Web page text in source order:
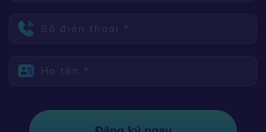
Số điện thoại *
Họ tên *